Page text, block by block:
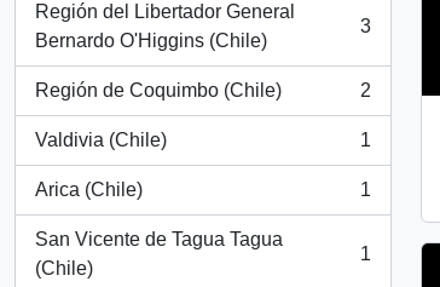
Región del Libertador General
Bernardo O'Higgins (Chile)
, 3 resultados
3
Región de Coquimbo (Chile)
, 2 resultados
2
Valdivia (Chile)
, 1 resultados
1
Arica (Chile)
, 1 resultados
1
San Vicente de Tagua Tagua
(Chile)
, 1 resultados
1